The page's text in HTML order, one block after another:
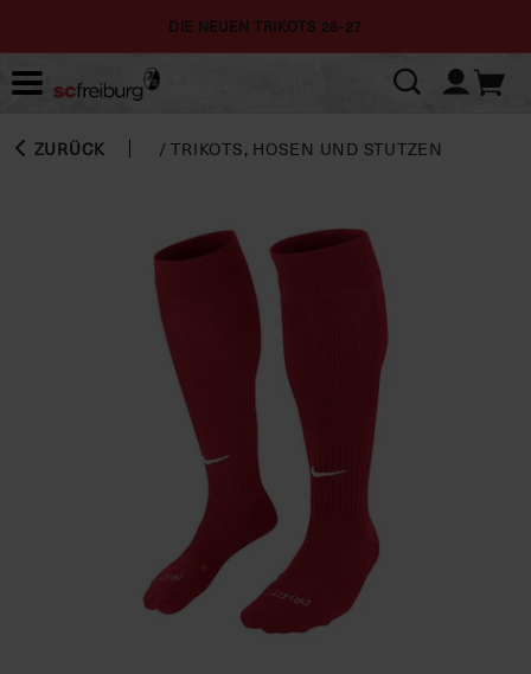
DIE NEUEN TRIKOTS 26-27
ZURÜCK /TRIKOTS, HOSEN UND STUTZEN